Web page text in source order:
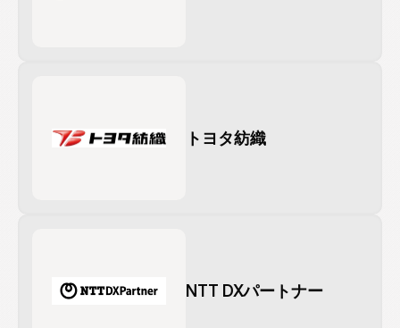
トヨタ紡織
NTT DXパートナー